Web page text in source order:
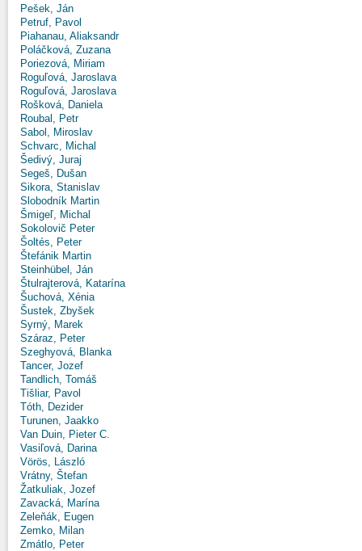
Pešek, Ján
Petruf, Pavol
Piahanau, Aliaksandr
Poláčková, Zuzana
Poriezová, Miriam
Roguľová, Jaroslava
Roguľová, Jaroslava
Rošková, Daniela
Roubal, Petr
Sabol, Miroslav
Schvarc, Michal
Šedivý, Juraj
Segeš, Dušan
Sikora, Stanislav
Slobodník Martin
Šmigeľ, Michal
Sokolovič Peter
Šoltés, Peter
Štefánik Martin
Steinhübel, Ján
Štulrajterová, Katarína
Šuchová, Xénia
Šustek, Zbyšek
Syrný, Marek
Száraz, Peter
Szeghyová, Blanka
Tancer, Jozef
Tandlich, Tomáš
Tišliar, Pavol
Tóth, Dezider
Turunen, Jaakko
Van Duin, Pieter C.
Vasiľová, Darina
Vörös, László
Vrátny, Štefan
Žatkuliak, Jozef
Zavacká, Marína
Zeleňák, Eugen
Zemko, Milan
Zmátlo, Peter